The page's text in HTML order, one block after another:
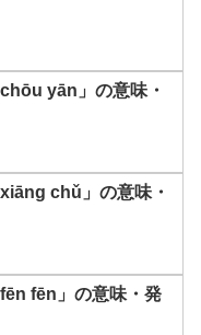
yān」の意味・
chǔ」の意味・
fēn」の意味・発